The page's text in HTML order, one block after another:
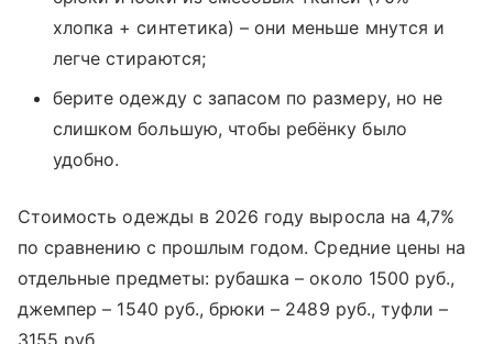
хлопка + синтетика) – они меньше мнутся и
легче стираются;
берите одежду с запасом по размеру, но не
слишком большую, чтобы ребёнку было
удобно.
Стоимость одежды в 2026 году выросла на 4,7%
по сравнению с прошлым годом. Средние цены на
отдельные предметы: рубашка – около 1500 руб.,
джемпер – 1540 руб., брюки – 2489 руб., туфли –
3155 руб.